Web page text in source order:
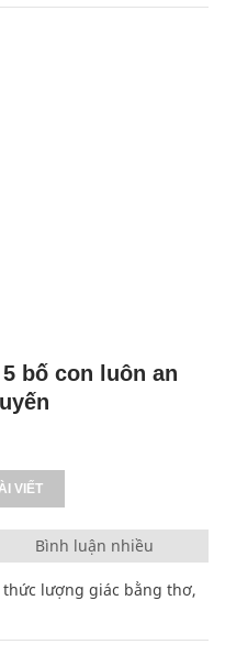
bố con luôn an
VIẾT
Bình luận nhiều
thức lượng giác bằng thơ,